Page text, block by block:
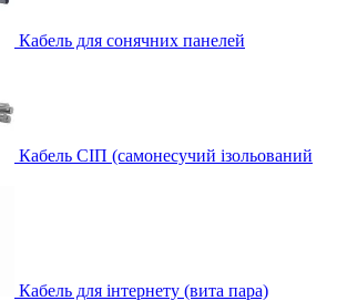
Кабель для сонячних панелей
Кабель СІП (самонесучий ізольований
Кабель для інтернету (вита пара)